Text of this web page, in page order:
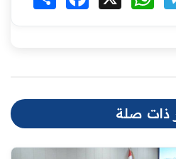
ذات صلة